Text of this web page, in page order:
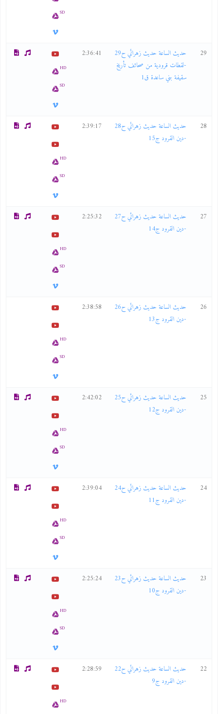
SD
29
حديث الساعة حديث زهرائي ح29
-لقطات قرودية من صحائف تأريخ
سقيفة بني ساعدة ق1
2:36:41
HD
SD
28
حديث الساعة حديث زهرائي ح28
-دين القرود ج15
2:39:17
HD
SD
27
حديث الساعة حديث زهرائي ح27
-دين القرود ج14
2:25:32
HD
SD
26
حديث الساعة حديث زهرائي ح26
-دين القرود ج13
2:38:58
HD
SD
25
حديث الساعة حديث زهرائي ح25
-دين القرود ج12
2:42:02
HD
SD
24
حديث الساعة حديث زهرائي ح24
-دين القرود ج11
2:39:04
HD
SD
23
حديث الساعة حديث زهرائي ح23
-دين القرود ج10
2:25:24
HD
SD
22
حديث الساعة حديث زهرائي ح22
-دين القرود ج9
2:28:59
HD